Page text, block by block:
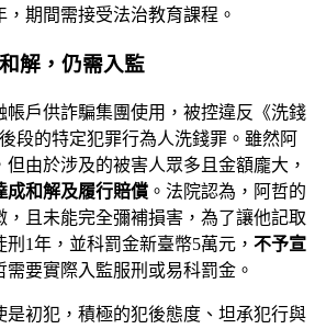
，期間需接受法治教育課程。
解，仍需入監
帳戶供詐騙集團使用，被控違反《洗錢
段的特定犯罪行為人洗錢罪。雖然阿
但由於涉及的被害人眾多且金額龐大，
成和解及履行賠償 。法院認為，阿哲的
，且未能完全彌補損害，為了讓他記取
1年，並科罰金新臺幣5萬元， 不予宣
需要實際入監服刑或易科罰金。
是初犯，積極的犯後態度、坦承犯行與